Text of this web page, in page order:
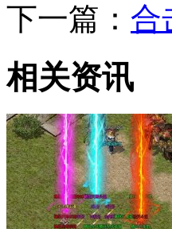
下一篇： 合
相关资讯